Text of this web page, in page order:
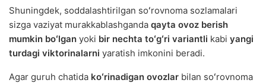
Shuningdek, soddalashtirilgan soʻrovnoma sozlamalari
sizga vaziyat murakkablashganda qayta ovoz berish
mumkin boʻlgan yoki bir nechta toʻgʻri variantli kabi yangi
turdagi viktorinalarni yaratish imkonini beradi.
Agar guruh chatida koʻrinadigan ovozlar bilan soʻrovnoma